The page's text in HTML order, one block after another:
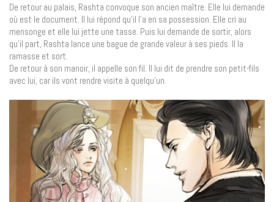
De retour au palais, Rashta convoque son ancien maître. Elle lui demande
où est le document. Il lui répond qu’il l’a en sa possession. Elle cri au
mensonge et elle lui jette une tasse. Puis lui demande de sortir, alors
qu’il part, Rashta lance une bague de grande valeur à ses pieds. Il la
ramasse et sort.
De retour à son manoir, il appelle son fil. Il lui dit de prendre son petit-fils
avec lui, car ils vont rendre visite à quelqu’un.